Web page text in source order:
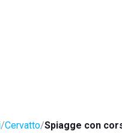
Cervatto Spiagge con